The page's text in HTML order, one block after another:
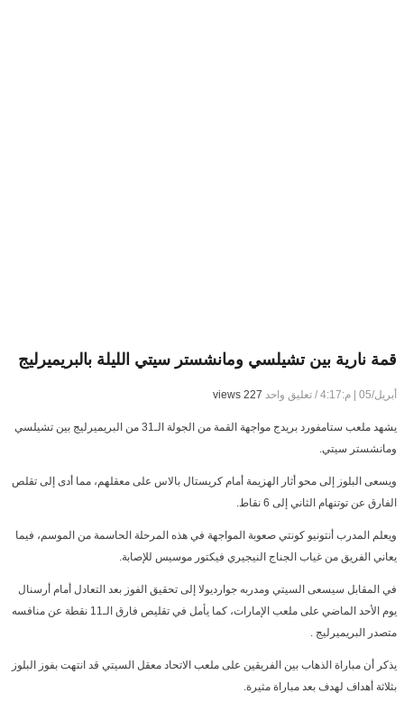
قمة نارية بين تشيلسي ومانشستر سيتي الليلة بالبريميرليج
أبريل/05 | م:4:17 / تعليق واحد 227 views
يشهد ملعب ستامفورد بريدج مواجهة القمة من الجولة الـ31 من البريميرليج بين تشيلسي
ومانشستر سيتي.
ويسعى البلوز إلى محو أثار الهزيمة أمام كريستال بالاس على معقلهم، مما أدى إلى تقلص
الفارق عن توتنهام الثاني إلى 6 نقاط.
ويعلم المدرب أنتونيو كونتي صعوبة المواجهة في هذه المرحلة الحاسمة من الموسم، فيما
يعاني الفريق من غياب الجناج النيجيري فيكتور موسيس للإصابة.
في المقابل سيسعى السيتي ومدربه جوارديولا إلى تحقيق الفوز بعد التعادل أمام أرسنال
يوم الأحد الماضي على ملعب الإمارات، كما يأمل في تقليص فارق الـ11 نقطة عن منافسه
متصدر البريميرليج .
يذكر أن مباراة الذهاب بين الفريقين على ملعب الاتحاد معقل السيتي قد انتهت بفوز البلوز
بثلاثة أهداف لهدف بعد مباراة مثيرة.